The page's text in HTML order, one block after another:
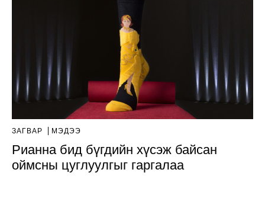
ЗАГВАР МЭДЭЭ
Рианна бид бүгдийн хүсэж байсан
оймсны цуглуулгыг гаргалаа